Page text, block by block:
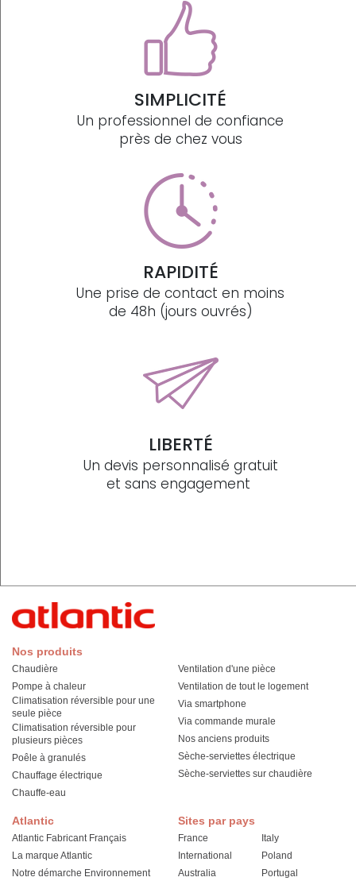
SIMPLICITÉ
Un professionnel de confiance
près de chez vous
RAPIDITÉ
Une prise de contact en moins
de 48h (jours ouvrés)
LIBERTÉ
Un devis personnalisé gratuit
et sans engagement
Atlantic
Atlantic Fabricant Français
La marque Atlantic
Notre démarche Environnement
Nos produits
Chaudière
Pompe à chaleur
Climatisation réversible pour une
seule pièce
Climatisation réversible pour
plusieurs pièces
Poêle à granulés
Chauffage électrique
Chauffe-eau
Ventilation d'une pièce
Ventilation de tout le logement
Via smartphone
Via commande murale
Nos anciens produits
Sèche-serviettes électrique
Sèche-serviettes sur chaudière
Sites par pays
France
International
Australia
Italy
Poland
Portugal